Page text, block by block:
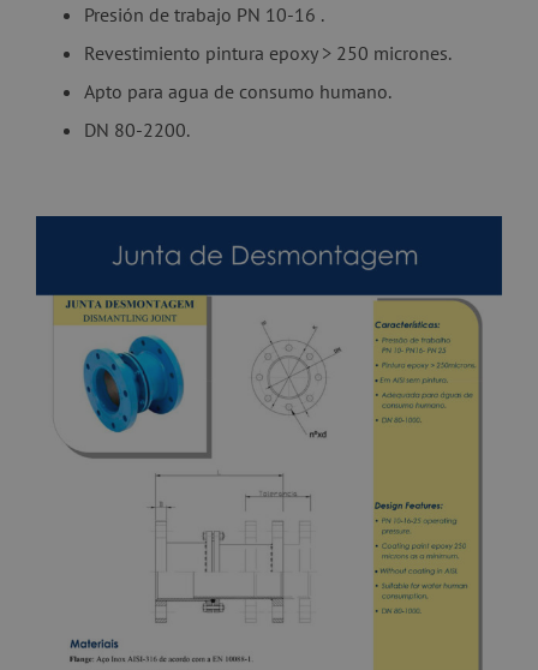
Presión de trabajo PN 10-16 .
Revestimiento pintura epoxy > 250 micrones.
Apto para agua de consumo humano.
DN 80-2200.